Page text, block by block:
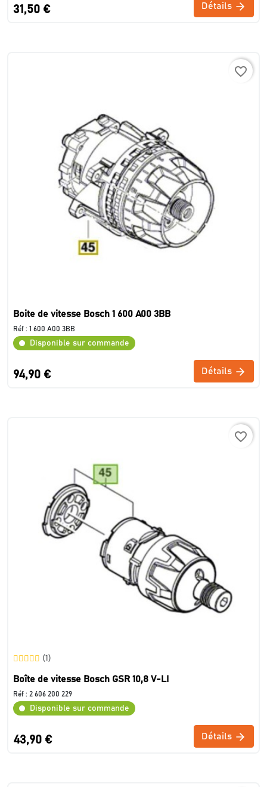
31,50 € Détails
favorite_border
Boite de vitesse Bosch 1 600 A00 3BB
Réf : 1 600 A00 3BB
Disponible sur commande
94,90 € Détails
favorite_border
(1)
Boîte de vitesse Bosch GSR 10,8 V-LI
Réf : 2 606 200 229
Disponible sur commande
43,90 € Détails